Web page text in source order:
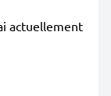
actuellement